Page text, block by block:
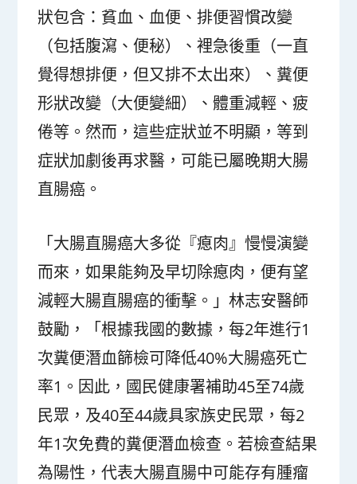
狀包含：貧血、血便、排便習慣改變
（包括腹瀉、便秘）、裡急後重（一直
覺得想排便，但又排不太出來）、糞便
形狀改變（大便變細）、體重減輕、疲
倦等。然而，這些症狀並不明顯，等到
症狀加劇後再求醫，可能已屬晚期大腸
直腸癌。
「大腸直腸癌大多從『瘜肉』慢慢演變
而來，如果能夠及早切除瘜肉，便有望
減輕大腸直腸癌的衝擊。」林志安醫師
鼓勵，「根據我國的數據，每2年進行1
次糞便潛血篩檢可降低40%大腸癌死亡
率1 。因此，國民健康署補助45至74歲
民眾，及40至44歲具家族史民眾，每2
年1次免費的糞便潛血檢查。若檢查結果
為陽性，代表大腸直腸中可能存有腫瘤